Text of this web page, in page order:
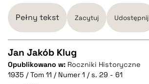
Pełny tekst Zacytuj Udostępnij
CZYSTY TEKST
Jan Jakób Klug
Opublikowano w: Roczniki Historyczne
1935 / Tom 11 / Numer 1 / s. 29 - 61